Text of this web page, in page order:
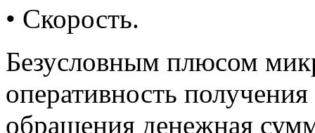
• Скорость.
Безусловным плюсом
оперативность
обращения денежная